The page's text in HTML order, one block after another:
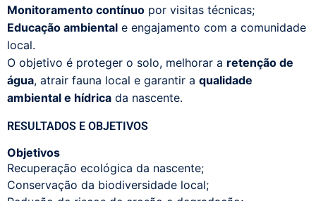
Monitoramento contínuo por visitas técnicas;
Educação ambiental e engajamento com a comunidade
local.
O objetivo é proteger o solo, melhorar a retenção de
água, atrair fauna local e garantir a qualidade
ambiental e hídrica da nascente.
RESULTADOS E OBJETIVOS
Objetivos
Recuperação ecológica da nascente;
Conservação da biodiversidade local;